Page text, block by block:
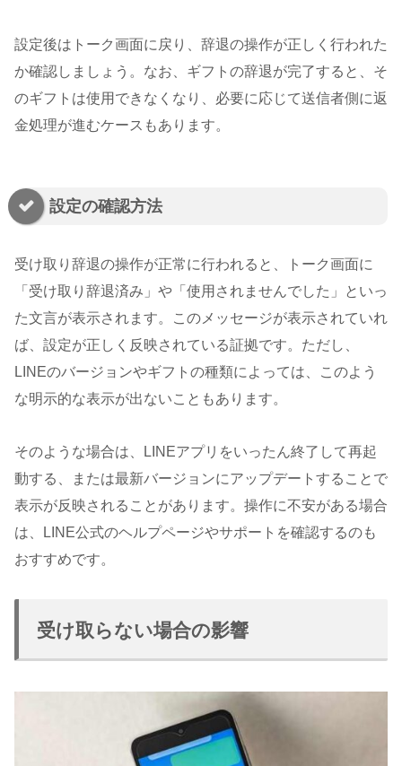
設定後はトーク画面に戻り、辞退の操作が正しく行われた
か確認しましょう。なお、ギフトの辞退が完了すると、そ
のギフトは使用できなくなり、必要に応じて送信者側に返
金処理が進むケースもあります。
設定の確認方法
受け取り辞退の操作が正常に行われると、トーク画面に
「受け取り辞退済み」や「使用されませんでした」といっ
た文言が表示されます。このメッセージが表示されていれ
ば、設定が正しく反映されている証拠です。ただし、
LINEのバージョンやギフトの種類によっては、このよう
な明示的な表示が出ないこともあります。
そのような場合は、LINEアプリをいったん終了して再起
動する、または最新バージョンにアップデートすることで
表示が反映されることがあります。操作に不安がある場合
は、LINE公式のヘルプページやサポートを確認するのも
おすすめです。
受け取らない場合の影響